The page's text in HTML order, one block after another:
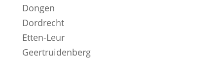
Dongen
Dordrecht
Etten-Leur
Geertruidenberg